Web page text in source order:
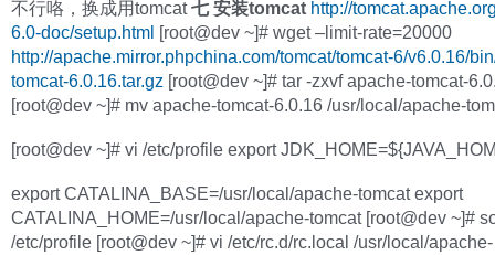
不行咯，换成用tomcat七 安装tomcat http://
6.0-doc/setup.html [root@dev ~]# wget –limit-rate=20000
http://apache.mirror.phpchina.com/tomcat/tomcat-6/v6.0.16/
tomcat-6.0.16.tar.gz [root@dev ~]# tar -zxvf apache-tomcat-
[root@dev ~]# mv apache-tomcat-6.0.16 /usr/local/apache-
[root@dev ~]# vi /etc/profile export
export CATALINA_BASE=/usr/local/apache-tomcat export
CATALINA_HOME=/usr/local/apache-tomcat [root@dev ~]#
/etc/profile [root@dev ~]# vi /etc/rc.d/rc.local /usr/local/apache-